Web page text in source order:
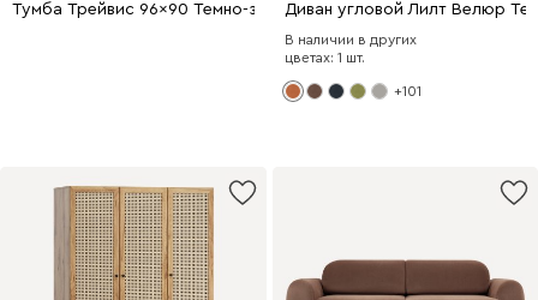
Тумба Трейвис 96x90 Темно-зеленыйДиван угловой Лилт Велюр
В наличии в других
цветах: 1 шт.
+101